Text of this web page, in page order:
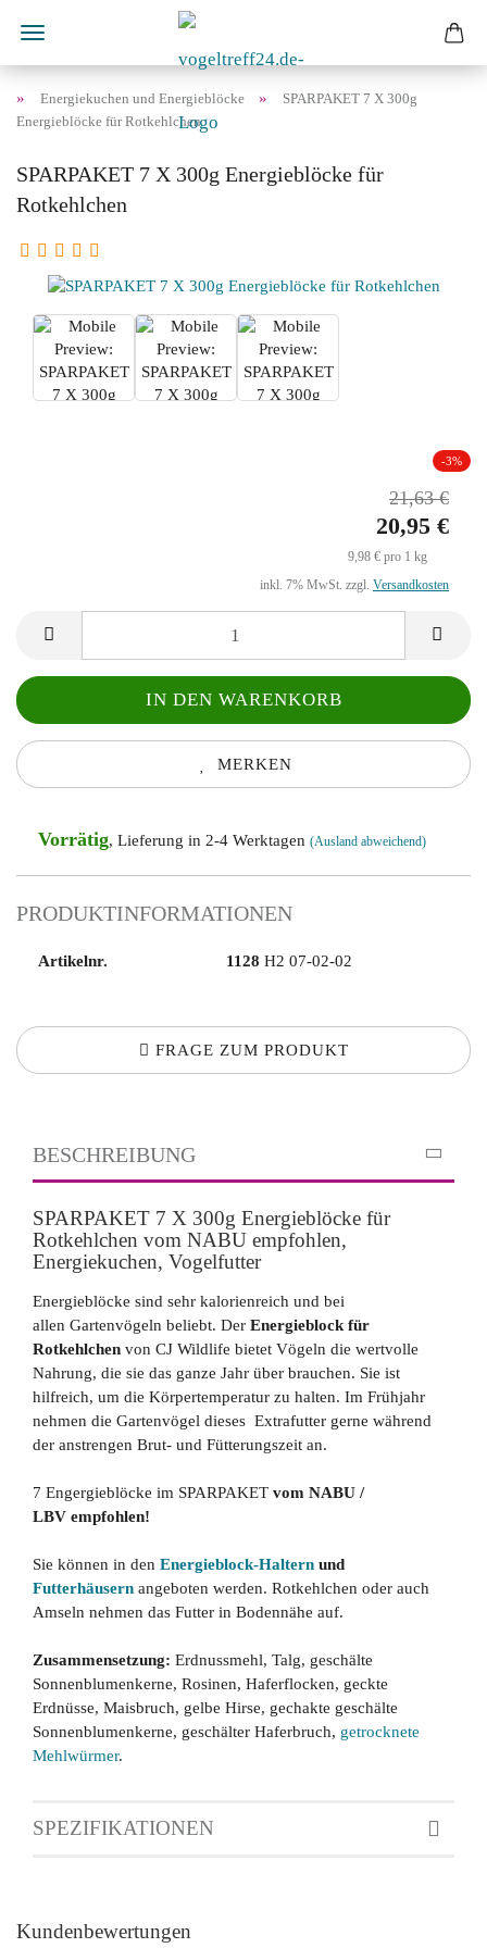
» Energiekuchen und Energieblöcke »
SPARPAKET 7 X 300g
Energieblöcke für Rotkehlchen
SPARPAKET 7 X 300g Energieblöcke für
Rotkehlchen
-3%
21,63 €
20,95 €
9,98 € pro 1 kg
inkl. 7% MwSt. zzgl. Versandkosten
MERKEN
Vorrätig, Lieferung in 2-4 Werktagen (Ausland abweichend)
PRODUKTINFORMATIONEN
Artikelnr. 1128 H2 07-02-02
FRAGE ZUM PRODUKT
BESCHREIBUNG
SPARPAKET 7 X 300g Energieblöcke für
Rotkehlchen vom NABU empfohlen,
Energiekuchen, Vogelfutter
Energieblöcke sind sehr kalorienreich und bei
allen Gartenvögeln beliebt. Der Energieblock für
Rotkehlchen von CJ Wildlife bietet Vögeln die wertvolle
Nahrung, die sie das ganze Jahr über brauchen. Sie ist
hilfreich, um die Körpertemperatur zu halten. Im Frühjahr
nehmen die Gartenvögel dieses Extrafutter gerne während
der anstrengen Brut- und Fütterungszeit an.
7 Engergieblöcke im SPARPAKET vom NABU /
LBV empfohlen!
Sie können in den Energieblock-Haltern und
Futterhäusern angeboten werden. Rotkehlchen oder auch
Amseln nehmen das Futter in Bodennähe auf.
Zusammensetzung: Erdnussmehl, Talg, geschälte
Sonnenblumenkerne, Rosinen, Haferflocken, geckte
Erdnüsse, Maisbruch, gelbe Hirse, gechakte geschälte
Sonnenblumenkerne, geschälter Haferbruch, getrocknete
Mehlwürmer.
SPEZIFIKATIONEN
Kundenbewertungen